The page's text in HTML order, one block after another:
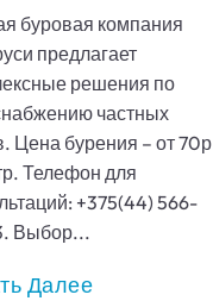
буровая компания
предлагает
решения по
частных
Цена бурения – от 70р
Телефон для
+375(44) 566-
Выбор...
Далее